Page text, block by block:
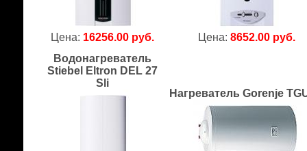
Цена: 16256.00 руб. Цена:8652.00 руб.
Водонагреватель
Stiebel Eltron DEL 27
Sli
Нагреватель Gorenje